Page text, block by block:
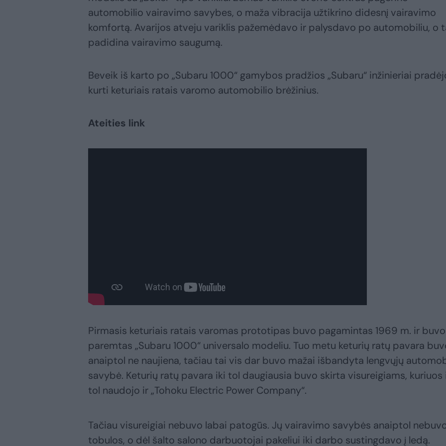
automobilio vairavimo savybes, o maža vibracija užtikrino didesnį vairavimo
komfortą. Avarijos atveju variklis pažemėdavo ir palysdavo po automobiliu, o
padidina vairavimo saugumą.
Beveik iš karto po „Subaru 1000“ gamybos pradžios „Subaru“ inžinieriai
kurti keturiais ratais varomo automobilio brėžinius.
Ateities link
Pirmasis keturiais ratais varomas prototipas buvo pagamintas 1969 m. ir buvo
paremtas „Subaru 1000“ universalo modeliu. Tuo metu keturių ratų pavara
anaiptol ne naujiena, tačiau tai vis dar buvo mažai išbandyta lengvųjų
savybė. Keturių ratų pavara iki tol daugiausia buvo skirta visureigiams, kuriuos
tol naudojo ir „Tohoku Electric Power Company“.
Tačiau visureigiai nebuvo labai patogūs. Jų vairavimo savybės anaiptol
tobulos, o dėl šalto salono darbuotojai pakeliui iki darbo sustingdavo į ledą.